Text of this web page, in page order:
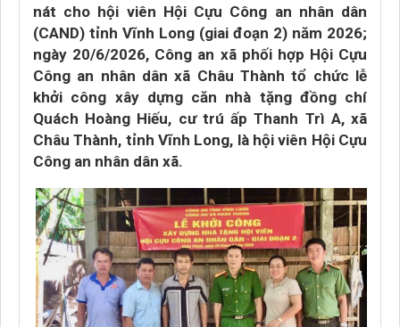
nát cho hội viên Hội Cựu Công an nhân dân
(CAND) tỉnh Vĩnh Long (giai đoạn 2) năm 2026;
ngày 20/6/2026, Công an xã phối hợp Hội Cựu
Công an nhân dân xã Châu Thành tổ chức lễ
khởi công xây dựng căn nhà tặng đồng chí
Quách Hoàng Hiếu, cư trú ấp Thanh Trì A, xã
Châu Thành, tỉnh Vĩnh Long, là hội viên Hội Cựu
Công an nhân dân xã.